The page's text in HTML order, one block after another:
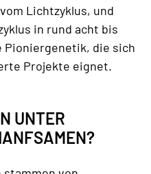
Lichtzyklus, und
in rund acht bis
Pioniergenetik, die sich
Projekte eignet.
UNTER